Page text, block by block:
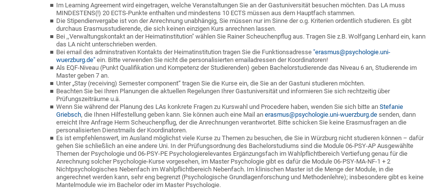
Im Learning Agreement wird eingetragen, welche Veranstaltungen Sie an der Gastuniversität besuchen möchten. Das LA muss
MINDESTENS(!) 20 ECTS-Punkte enthalten und mindestens 10 ECTS müssen aus dem Hauptfach stammen.
Die Stipendienvergabe ist von der Anrechnung unabhängig, Sie müssen nur im Sinne der o.g. Kriterien ordentlich studieren. Es gibt
durchaus Erasmusstudierende, die sich keinen einzigen Kurs anrechnen lassen.
Bei ,,Verwaltungskontakt an der Heimatinstitution" wählen Sie Rainer Scheuchenpflug aus. Tragen Sie z.B. Wolfgang Lenhard ein, kann
das LA nicht unterschrieben werden.
Bei email des adminstrativen Kontakts der Heimatinstitution tragen Sie die Funktionsadresse "erasmus@psychologie.uni-
wuerzburg.de" ein. Bitte verwenden Sie nicht die personalisierten emailadressen der Koordinatoren!
Als EQF-Niveau (Punkt Qualifikation und Kompetenz der Studierenden) geben Bachelorstudierende das Niveau 6 an, Studierende im
Master geben 7 an.
Unter „Stay (receiving) Semester component“ tragen Sie die Kurse ein, die Sie an der Gastuni studieren möchten.
Beachten Sie bei Ihren Planungen die aktuellen Regelungen Ihrer Gastuniversität und informieren Sie sich rechtzeitig über
Prüfungszeiträume u.ä.
Wenn Sie während der Planung des LAs konkrete Fragen zu Kurswahl und Procedere haben, wenden Sie sich bitte an Stefanie
Griebsch, die Ihnen Hilfestellung geben kann. Sie können auch eine Mail an erasmus@psychologie.uni-wuerzburg.de senden, dann
erreicht Ihre Anfrage Herrn Scheuchenpflug, der die Anrechnungen verantwortet. Bitte schicken Sie keine Erasmusfragen an die
personalisierten Dienstmails der Koordinatoren.
Es ist empfehlenswert, im Ausland möglichst viele Kurse zu Themen zu besuchen, die Sie in Würzburg nicht studieren können – dafür
gehen Sie schließlich an eine andere Uni. In der Prüfungsordnung des Bachelorstudiums sind die Module 06-PSY-AP Ausgewählte
Themen der Psychologie und 06-PSY-PE Psychologierelevantes Ergänzungsfach im Wahlpflichtbereich Vertiefung genau für die
Anrechnung solcher Psychologie-Kurse vorgesehen, im Master Psychologie gibt es dafür die Module 06-PSY-MA-NF-1 + 2
Nichtpsychologisches Nebenfach im Wahlpflichtbereich Nebenfach. Im klinischen Master ist die Menge der Module, in die
angerechnet werden kann, sehr eng begrenzt (Psychologische Grundlagenforschung und Methodenlehre); insbesondere gibt es keine
Mantelmodule wie im Bachelor oder im Master Psychologie.